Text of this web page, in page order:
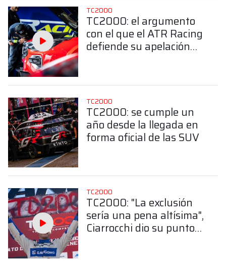
TC2000
TC2000: el argumento
con el que el ATR Racing
defiende su apelación
TC2000
TC2000: se cumple un
año desde la llegada en
forma oficial de las SUV
TC2000
TC2000: "La exclusión
sería una pena altísima",
Ciarrocchi dio su punto